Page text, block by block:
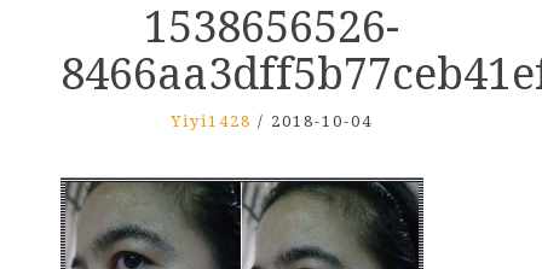
1538656526-
Yiyi1428 / 2018-10-04